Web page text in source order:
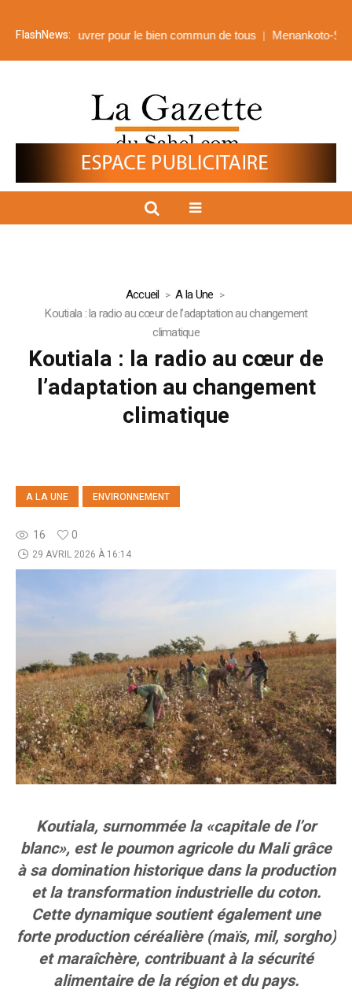
FlashNews:
œuvrer pour le bien commun de tous Menankoto-Sud : B2Gold
Accueil
A la Une
Koutiala : la radio au cœur de l’adaptation au changement
climatique
Koutiala : la radio au cœur de
l’adaptation au changement
climatique
A LA UNE ENVIRONNEMENT
16 0
29 AVRIL 2026 À 16:14
Koutiala, surnommée la «capitale de l’or
blanc», est le poumon agricole du Mali grâce
à sa domination historique dans la production
et la transformation industrielle du coton.
Cette dynamique soutient également une
forte production céréalière (maïs, mil, sorgho)
et maraîchère, contribuant à la sécurité
alimentaire de la région et du pays.